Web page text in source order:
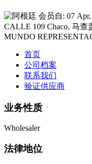
会员自: 07 Apr,
CALLE 109 Chaco, 马查
MUNDO
首页
公司档案
联系我们
验证供应商
业务性质
Wholesaler
法律地位